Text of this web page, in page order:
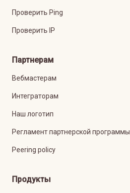
Проверить Ping
Проверить IP
Партнерам
Вебмастерам
Интеграторам
Наш логотип
Регламент партнерской программы
Peering policy
Продукты